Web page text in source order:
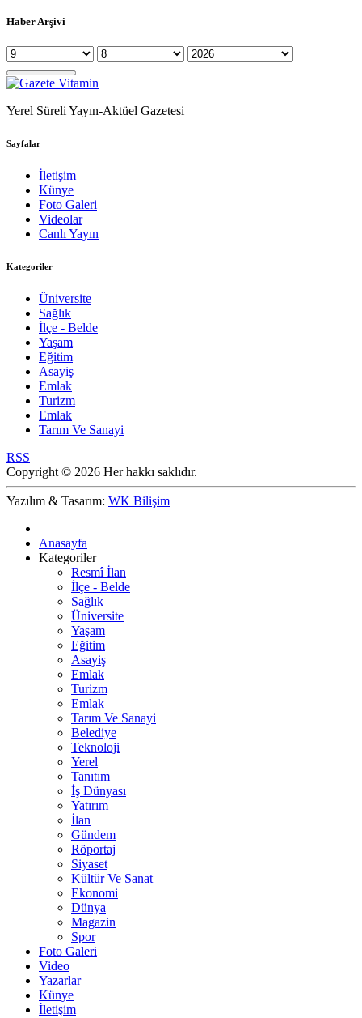
Haber Arşivi
Yerel Süreli Yayın-Aktüel Gazetesi
Sayfalar
İletişim
Künye
Foto Galeri
Videolar
Canlı Yayın
Kategoriler
Üniversite
Sağlık
İlçe - Belde
Yaşam
Eğitim
Asayiş
Emlak
Turizm
Emlak
Tarım Ve Sanayi
RSS
Copyright © 2026 Her hakkı saklıdır.
Yazılım & Tasarım: WK Bilişim
Anasayfa
Kategoriler
Resmî İlan
İlçe - Belde
Sağlık
Üniversite
Yaşam
Eğitim
Asayiş
Emlak
Turizm
Emlak
Tarım Ve Sanayi
Belediye
Teknoloji
Yerel
Tanıtım
İş Dünyası
Yatırım
İlan
Gündem
Röportaj
Siyaset
Kültür Ve Sanat
Ekonomi
Dünya
Magazin
Spor
Foto Galeri
Video
Yazarlar
Künye
İletişim